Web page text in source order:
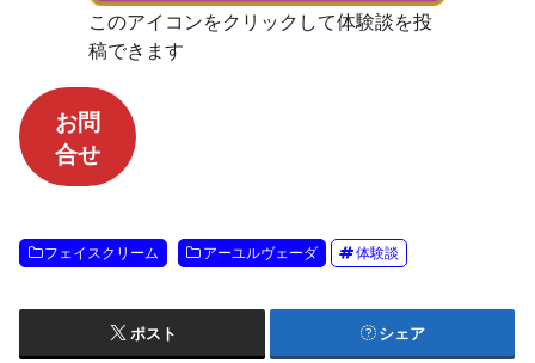
このアイコンをクリックして体験談を投
稿できます
お問
合せ
フェイスクリーム アーユルヴェーダ 体験談
ポスト シェア